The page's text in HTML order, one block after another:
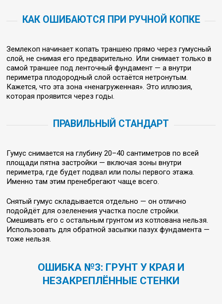
КАК ОШИБАЮТСЯ ПРИ РУЧНОЙ КОПКЕ
Землекоп начинает копать траншею прямо через гумусный
слой, не снимая его предварительно. Или снимает только в
самой траншее под ленточный фундамент — а внутри
периметра плодородный слой остаётся нетронутым.
Кажется, что эта зона «ненагруженная». Это иллюзия,
которая проявится через годы.
ПРАВИЛЬНЫЙ СТАНДАРТ
Гумус снимается на глубину 20–40 сантиметров по всей
площади пятна застройки — включая зоны внутри
периметра, где будет подвал или полы первого этажа.
Именно там этим пренебрегают чаще всего.
Снятый гумус складывается отдельно — он отлично
подойдёт для озеленения участка после стройки.
Смешивать его с остальным грунтом из котлована нельзя.
Использовать для обратной засыпки пазух фундамента —
тоже нельзя.
ОШИБКА №3: ГРУНТ У КРАЯ И
НЕЗАКРЕПЛЁННЫЕ СТЕНКИ